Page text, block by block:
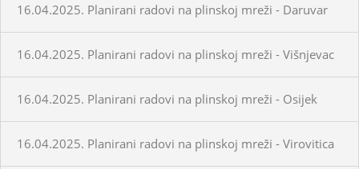
16.04.2025. Planirani radovi na plinskoj mreži - Daruvar
16.04.2025. Planirani radovi na plinskoj mreži - Višnjevac
16.04.2025. Planirani radovi na plinskoj mreži - Osijek
16.04.2025. Planirani radovi na plinskoj mreži - Virovitica